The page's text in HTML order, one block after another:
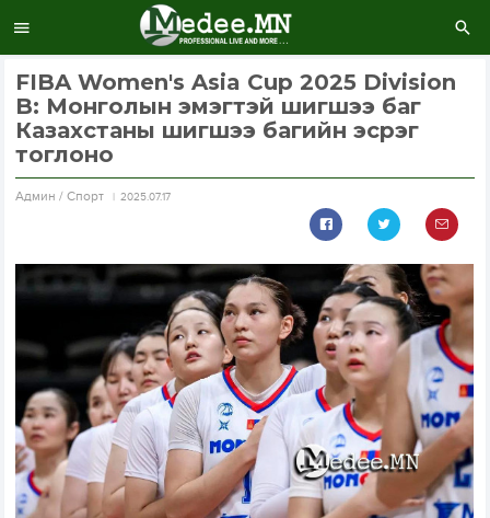
FIBA Women's Asia Cup 2025 Division
B: Монголын эмэгтэй шигшээ баг
Казахстаны шигшээ багийн эсрэг
тоглоно
Aдмин / Спорт 2025.07.17